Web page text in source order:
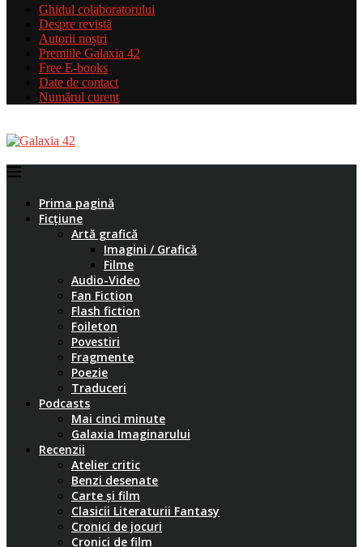
Ghidul colaboratorului
Despre revistă
Autorii noștri
Premiile Galaxia 42
Free E-books
Date de contact
Numărul curent
Prima pagină
Ficțiune
Artă grafică
Imagini / Grafică
Filme
Audio-Video
Fan Fiction
Flash fiction
Foileton
Povestiri
Fragmente
Poezie
Traduceri
Podcasts
Mai cinci minute
Galaxia Imaginarului
Recenzii
Atelier critic
Benzi desenate
Carte și film
Clasicii Literaturii Fantasy
Cronici de jocuri
Cronici de film